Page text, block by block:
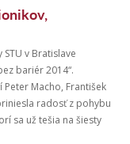
v Bratislave
bariér 2014“.
Macho, František
radosť z pohybu
sa už tešia na šiesty